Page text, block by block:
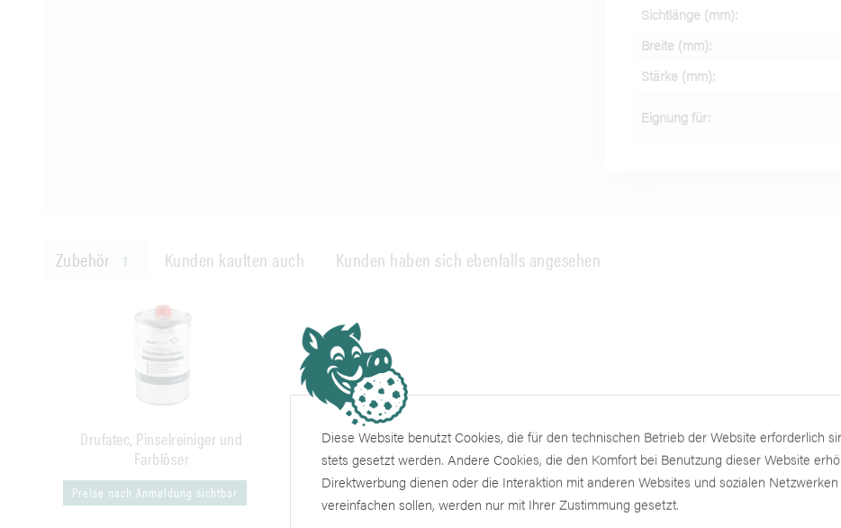
Sichtlänge (mm):
Breite (mm):
Stärke (mm):
Eignung für:
Zubehör 1 Kunden kauften auch Kunden haben sich ebenfalls angesehen
Drufatec, Pinselreiniger und
Farblöser
Preise nach Anmeldung sichtbar
Diese Website benutzt Cookies, die für den technischen Betrieb der Website erforderlich
stets gesetzt werden. Andere Cookies, die den Komfort bei Benutzung dieser Website
Direktwerbung dienen oder die Interaktion mit anderen Websites und sozialen Netzwerken
vereinfachen sollen, werden nur mit Ihrer Zustimmung gesetzt.